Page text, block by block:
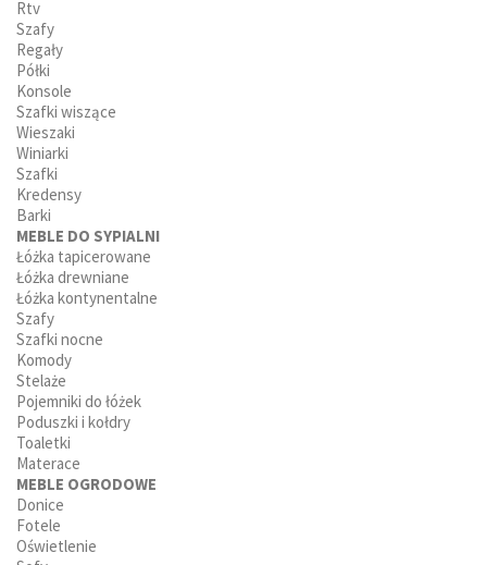
Rtv
Szafy
Regały
Półki
Konsole
Szafki wiszące
Wieszaki
Winiarki
Szafki
Kredensy
Barki
MEBLE DO SYPIALNI
Łóżka tapicerowane
Łóżka drewniane
Łóżka kontynentalne
Szafy
Szafki nocne
Komody
Stelaże
Pojemniki do łóżek
Poduszki i kołdry
Toaletki
Materace
MEBLE OGRODOWE
Donice
Fotele
Oświetlenie